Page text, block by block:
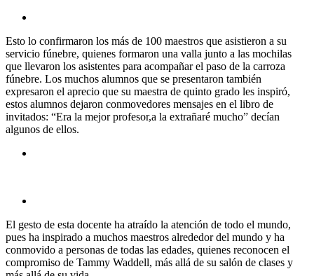
Esto lo confirmaron los más de 100 maestros que asistieron a su
servicio fúnebre, quienes formaron una valla junto a las mochilas
que llevaron los asistentes para acompañar el paso de la carroza
fúnebre. Los muchos alumnos que se presentaron también
expresaron el aprecio que su maestra de quinto grado les inspiró,
estos alumnos dejaron conmovedores mensajes en el libro de
invitados: “Era la mejor profesor,a la extrañaré mucho” decían
algunos de ellos.
El gesto de esta docente ha atraído la atención de todo el mundo,
pues ha inspirado a muchos maestros alrededor del mundo y ha
conmovido a personas de todas las edades, quienes reconocen el
compromiso de Tammy Waddell, más allá de su salón de clases y